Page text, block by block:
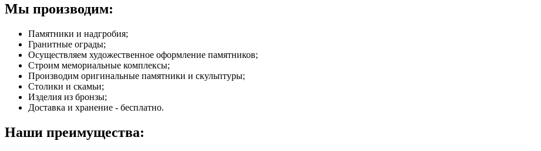
Мы производим:
Памятники и надгробия;
Гранитные ограды;
Осуществляем художественное оформление памятников;
Строим мемориальные комплексы;
Производим оригинальные памятники и скульптуры;
Столики и скамьи;
Изделия из бронзы;
Доставка и хранение - бесплатно.
Наши преимущества: